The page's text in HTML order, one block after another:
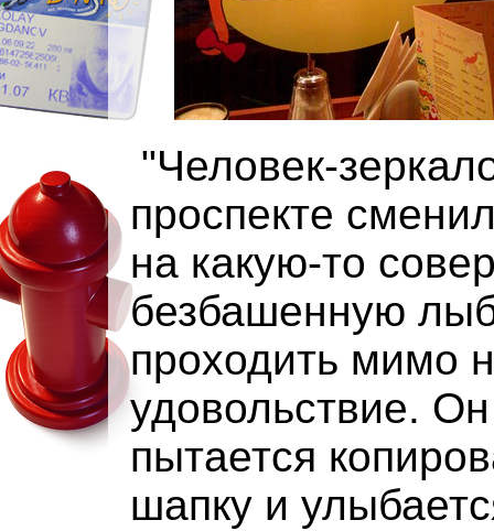
"Человек-
проспекте
на какую-то
безбашенную
проходить мимо
удовольствие.
пытается
шапку и